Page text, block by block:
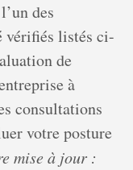
des
vérifiés listés ci-
de
à
consultations
votre posture
mise à jour :